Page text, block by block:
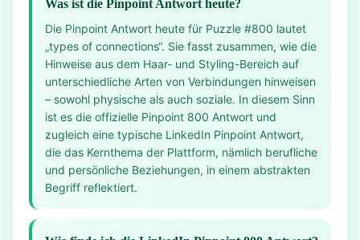
Was ist die Pinpoint Antwort heute?
Die Pinpoint Antwort heute für Puzzle #800 lautet
„types of connections“. Sie fasst zusammen, wie die
Hinweise aus dem Haar- und Styling-Bereich auf
unterschiedliche Arten von Verbindungen hinweisen
– sowohl physische als auch soziale. In diesem Sinn
ist es die offizielle Pinpoint 800 Antwort und
zugleich eine typische LinkedIn Pinpoint Antwort,
die das Kernthema der Plattform, nämlich berufliche
und persönliche Beziehungen, in einem abstrakten
Begriff reflektiert.